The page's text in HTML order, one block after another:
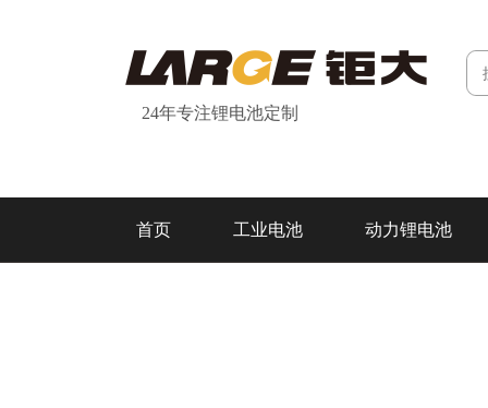
24年专注锂电池定制
首页 工业电池 动力锂电池